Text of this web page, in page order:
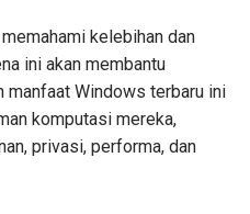
kelebihan dan
ini akan membantu
manfaat Windows terbaru ini
komputasi mereka,
privasi, performa, dan